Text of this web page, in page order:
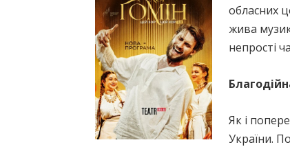
обласних
жива
непрості
Як і
України.